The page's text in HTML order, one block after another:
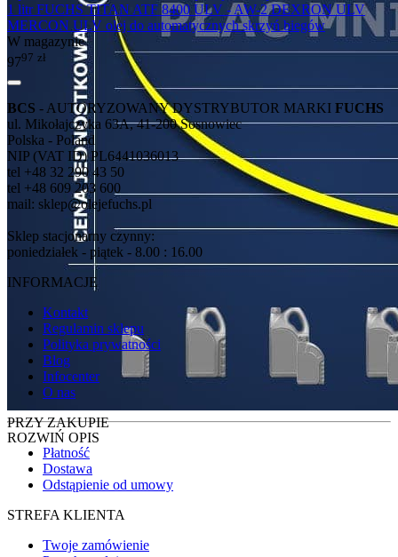
ROZWIŃ OPIS
1 litr FUCHS TITAN ATF 8400 ULV - AW-2 DEXRON ULV
MERCON ULV olej do automatycznych skrzyń biegów
W magazynie
9797 zł
BCS - AUTORYZOWANY DYSTRYBUTOR MARKI FUCHS
ul. Mikołajczyka 63A, 41-200 Sosnowiec
Polska - Poland
NIP (VAT ID) PL6441036013
tel +48 32 290 43 50
tel +48 609 203 600
mail: sklep@olejefuchs.pl
Sklep stacjonarny czynny:
poniedziałek - piątek - 8.00 : 16.00
INFORMACJE
Kontakt
Regulamin sklepu
Polityka prywatności
Blog
Infocenter
O nas
PRZY ZAKUPIE
Płatność
Dostawa
Odstąpienie od umowy
STREFA KLIENTA
Twoje zamówienie